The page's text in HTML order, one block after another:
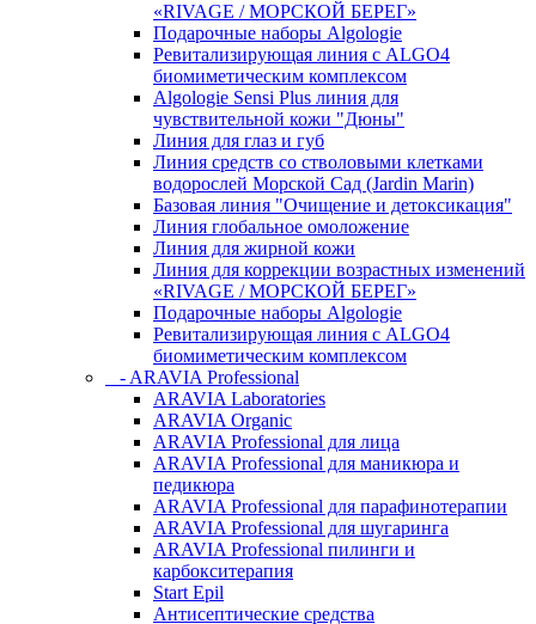
«RIVAGE / МОРСКОЙ БЕРЕГ»
Подарочные наборы Algologie
Ревитализирующая линия с ALGO4
биомиметическим комплексом
Algologie Sensi Plus линия для
чувcтвительной кожи "Дюны"
Линия для глаз и губ
Линия средств со стволовыми клетками
водорослей Морской Сад (Jardin Marin)
Базовая линия "Очищение и детоксикация"
Линия глобальное омоложение
Линия для жирной кожи
Линия для коррекции возрастных изменений
«RIVAGE / МОРСКОЙ БЕРЕГ»
Подарочные наборы Algologie
Ревитализирующая линия с ALGO4
биомиметическим комплексом
- ARAVIA Professional
ARAVIA Laboratories
ARAVIA Organic
ARAVIA Professional для лица
ARAVIA Professional для маникюра и
педикюра
ARAVIA Professional для парафинотерапии
ARAVIA Professional для шугаринга
ARAVIA Professional пилинги и
карбокситерапия
Start Epil
Антисептические средства